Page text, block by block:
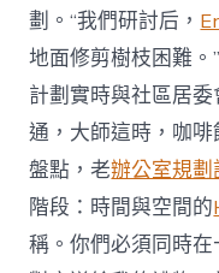
劃。“我們研討后，
地面修剪樹枝困難
計劃實時與社區居
通，大師這時，咖
盤點，老辦公室規劃
階段：時間與空間的
稱。你們必須同時在